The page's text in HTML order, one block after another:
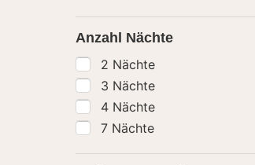
Anzahl Nächte
2 Nächte
3 Nächte
4 Nächte
7 Nächte